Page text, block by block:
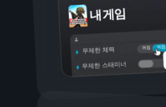
내 게임
켜짐
꺼짐
무제한 체력
무제한 스태미너